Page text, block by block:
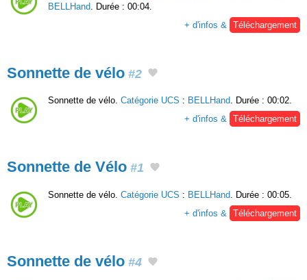
BELLHand . Durée : 00:04.
+ d'infos &
Téléchargement
Sonnette de vélo #2
Sonnette de vélo. Catégorie UCS : BELLHand. Durée : 00:02.
+ d'infos & Téléchargement
Sonnette de Vélo #1
Sonnette de vélo. Catégorie UCS : BELLHand . Durée : 00:05.
+ d'infos &
Téléchargement
Sonnette de vélo #4